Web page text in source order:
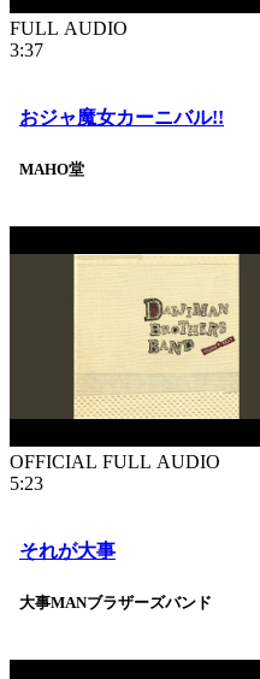
FULL AUDIO
3:37
おジャ魔女カーニバル!!
MAHO堂
OFFICIAL FULL AUDIO
5:23
それが大事
大事MANブラザーズバンド